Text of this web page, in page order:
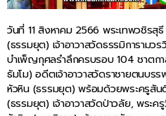
วันที่ 11 สิงหาคม 2566 พระเทพวชิรสุ
(ธรรมยุต) เจ้าอาวาสวัดธรรมิการามว
บำเพ็ญกุศลรำลึกครบรอบ 104 ชาตก
ธัมโม) อดีตเจ้าอาวาสวัดราชายตนบร
หัวหิน (ธรรมยุต) พร้อมด้วยพระครูสัน
(ธรรมยุต) เจ้าอาวาสวัดป่าวลัย, พระค